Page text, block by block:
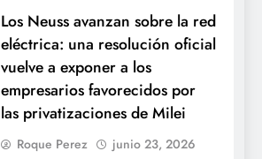
Los Neuss avanzan sobre la red
eléctrica: una resolución oficial
vuelve a exponer a los
empresarios favorecidos por
las privatizaciones de Milei
Roque Perez junio 23, 2026